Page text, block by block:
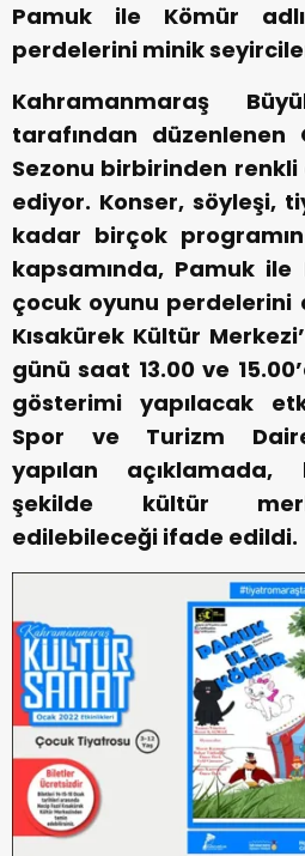
Pamuk ile Kömür
perdelerini minik
Kahramanmaraş
tarafından düzenlenen
Sezonu birbirinden
ediyor. Konser, söyleşi,
kadar birçok
kapsamında, Pamuk ile
çocuk oyunu perdelerini
Kısakürek Kültür
günü saat 13.00 ve
gösterimi yapılacak
Spor ve Turizm Daire
yapılan açıklamada,
şekilde kültür
edilebileceği ifade edildi.